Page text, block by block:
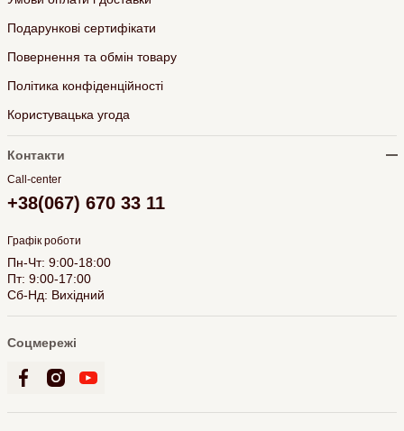
Подарункові сертифікати
Повернення та обмін товару
Політика конфіденційності
Користувацька угода
Контакти
Call-center
+38(067) 670 33 11
Графік роботи
Пн-Чт: 9:00-18:00
Пт: 9:00-17:00
Сб-Нд: Вихідний
Соцмережі